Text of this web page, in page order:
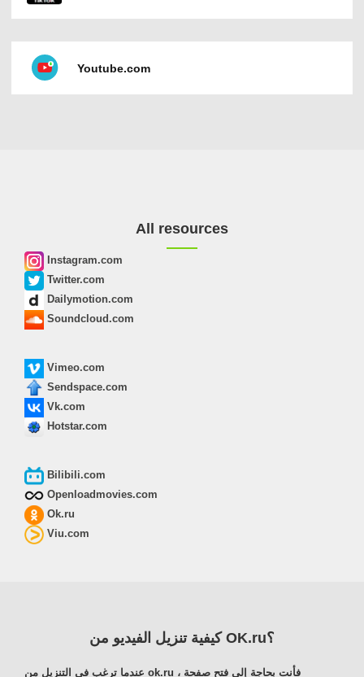
Youtube.com
All resources
Instagram.com
Twitter.com
Dailymotion.com
Soundcloud.com
Vimeo.com
Sendspace.com
Vk.com
Hotstar.com
Bilibili.com
Openloadmovies.com
Ok.ru
Viu.com
كيفية تنزيل الفيديو من OK.ru؟
عندما ترغب في التنزيل من ok.ru ، فأنت بحاجة إلى فتح صفحة